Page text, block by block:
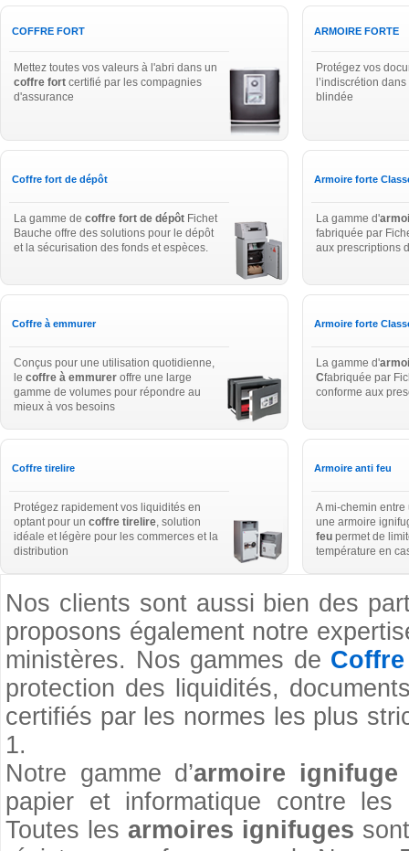
COFFRE FORT
Mettez toutes vos valeurs à l'abri dans un
coffre fort certifié par les compagnies
d'assurance
ARMOIRE FORTE
Protégez vos
l’indiscrétion
blindée
Coffre fort de dépôt
La gamme de coffre fort de dépôt Fichet
Bauche offre des solutions pour le dépôt
et la sécurisation des fonds et espèces.
Armoire forte
La gamme d'
fabriquée par
aux prescriptions
Coffre à emmurer
Conçus pour une utilisation quotidienne,
le coffre à emmurer offre une large
gamme de volumes pour répondre au
mieux à vos besoins
Armoire forte
La gamme d'
Cfabriquée par
conforme aux
Coffre tirelire
Protégez rapidement vos liquidités en
optant pour un coffre tirelire, solution
idéale et légère pour les commerces et la
distribution
Armoire anti feu
A mi-chemin
une armoire
feu permet de
température en
Nos clients sont aussi bien des
proposons également notre
ministères. Nos gammes de
protection des liquidités,
certifiés par les normes les plus
1.
Notre gamme d’armoire ignifuge
papier et informatique contre les
Toutes les armoires ignifuges